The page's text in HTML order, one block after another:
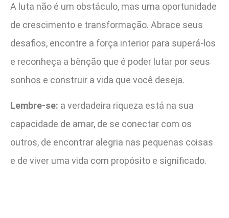
A luta não é um obstáculo, mas uma oportunidade
de crescimento e transformação. Abrace seus
desafios, encontre a força interior para superá-los
e reconheça a bênção que é poder lutar por seus
sonhos e construir a vida que você deseja.
Lembre-se: a verdadeira riqueza está na sua
capacidade de amar, de se conectar com os
outros, de encontrar alegria nas pequenas coisas
e de viver uma vida com propósito e significado.